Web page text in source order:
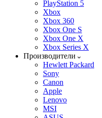
PlayStation 5
Xbox
Xbox 360
Xbox One S
Xbox One X
Xbox Series X
Производители
Hewlett Packard
Sony
Canon
Apple
Lenovo
MSI